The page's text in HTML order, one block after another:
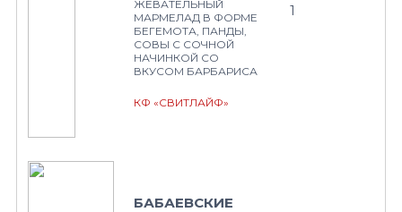
ЖЕВАТЕЛЬНЫЙ
МАРМЕЛАД В ФОРМЕ
БЕГЕМОТА, ПАНДЫ,
СОВЫ С СОЧНОЙ
НАЧИНКОЙ СО
ВКУСОМ БАРБАРИСА
КФ «СВИТЛАЙФ»
1
БАБАЕВСКИЕ